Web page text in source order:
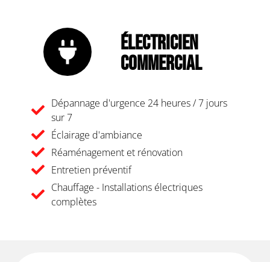
Électricien
Commercial
Dépannage d'urgence 24 heures / 7 jours
sur 7
Éclairage d'ambiance
Réaménagement et rénovation
Entretien préventif
Chauffage - Installations électriques
complètes